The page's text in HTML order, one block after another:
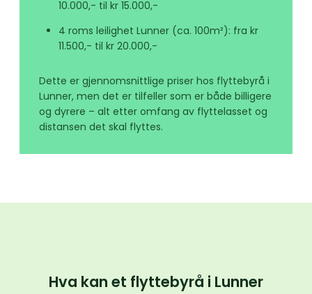
10.000,- til kr 15.000,-
4 roms leilighet Lunner (ca. 100m²): fra kr
11.500,- til kr 20.000,-
Dette er gjennomsnittlige priser hos flyttebyrå i
Lunner, men det er tilfeller som er både billigere
og dyrere – alt etter omfang av flyttelasset og
distansen det skal flyttes.
Hva kan et flyttebyrå i Lunner